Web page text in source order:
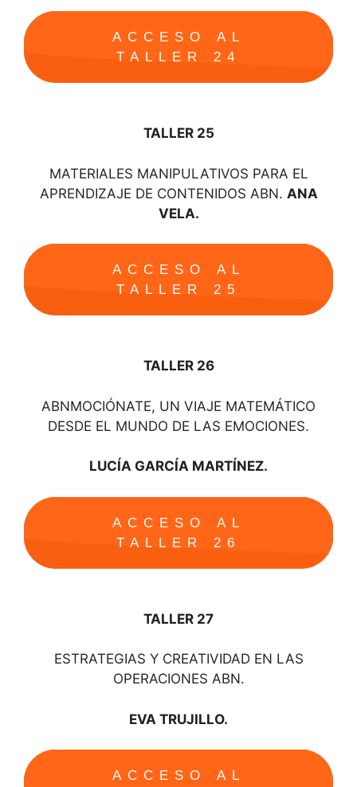
ACCESO AL
TALLER 24
TALLER 25
MATERIALES MANIPULATIVOS PARA EL
APRENDIZAJE DE CONTENIDOS ABN. ANA
VELA.
ACCESO AL
TALLER 25
TALLER 26
ABNMOCIÓNATE, UN VIAJE MATEMÁTICO
DESDE EL MUNDO DE LAS EMOCIONES.
LUCÍA GARCÍA MARTÍNEZ.
ACCESO AL
TALLER 26
TALLER 27
ESTRATEGIAS Y CREATIVIDAD EN LAS
OPERACIONES ABN.
EVA TRUJILLO.
ACCESO AL